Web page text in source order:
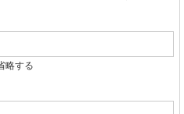
略する